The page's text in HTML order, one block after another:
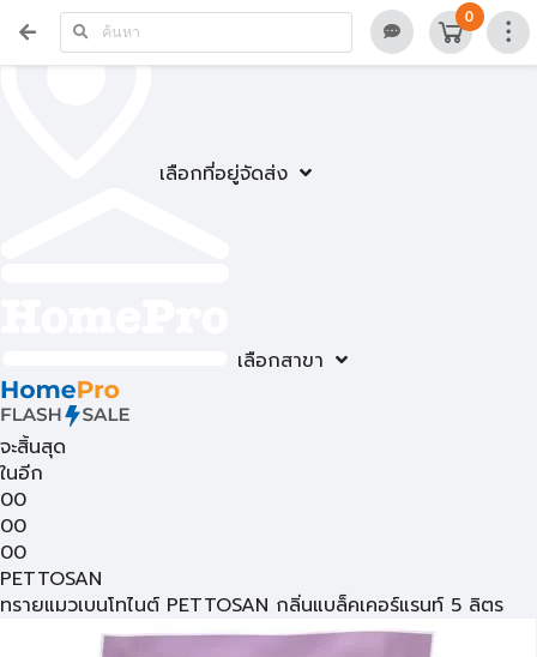
เลือกที่อยู่จัดส่ง
เลือกสาขา
0
จะสิ้นสุด
ในอีก
00
00
00
PETTOSAN
ทรายแมวเบนโทไนต์ PETTOSAN กลิ่นแบล็คเคอร์แรนท์ 5 ลิตร